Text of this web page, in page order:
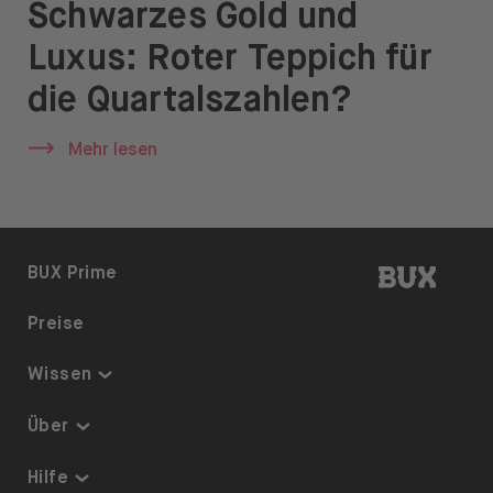
News & Insights
Prime
Sicherheit & Schutz
Karriere
Presse
Hilfe
Schwarzes Gold und
Luxus: Roter Teppich für
die Quartalszahlen?
Mehr lesen
BUX |
BUX Prime
Preise
Wissen
Thematisch investieren
Über
Sicherheit & Schutz
Hilfe